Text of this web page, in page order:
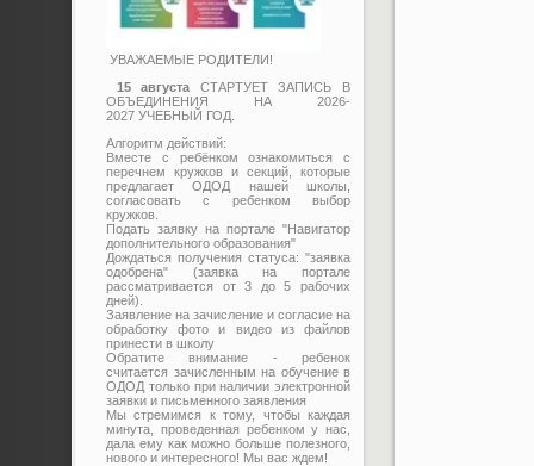
УВАЖАЕМЫЕ РОДИТЕЛИ!
15 августа СТАРТУЕТ ЗАПИСЬ В
ОБЪЕДИНЕНИЯ НА 2026-
2027 УЧЕБНЫЙ ГОД.
Алгоритм действий:
Вместе с ребёнком ознакомиться с
перечнем кружков и секций, которые
предлагает ОДОД нашей школы,
согласовать с ребенком выбор
кружков.
Подать заявку на портале "Навигатор
дополнительного образования"
Дождаться получения статуса: "заявка
одобрена" (заявка на портале
рассматривается от 3 до 5 рабочих
дней).
Заявление на зачисление и согласие на
обработку фото и видео из файлов
принести в школу
Обратите внимание - ребенок
считается зачисленным на обучение в
ОДОД только при наличии электронной
заявки и письменного заявления
Мы стремимся к тому, чтобы каждая
минута, проведенная ребенком у нас,
дала ему как можно больше полезного,
нового и интересного! Мы вас ждем!